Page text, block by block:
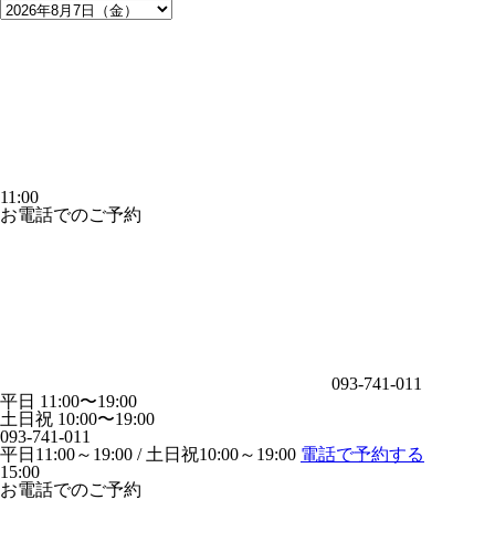
11:00
お電話でのご予約
093-741-011
平日 11:00〜19:00
土日祝 10:00〜19:00
093-741-011
平日11:00～19:00 / 土日祝10:00～19:00 電話で予約する
15:00
お電話でのご予約